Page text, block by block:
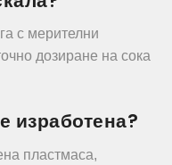
с мерителни
дозиране на сока
изработена?
пластмаса,